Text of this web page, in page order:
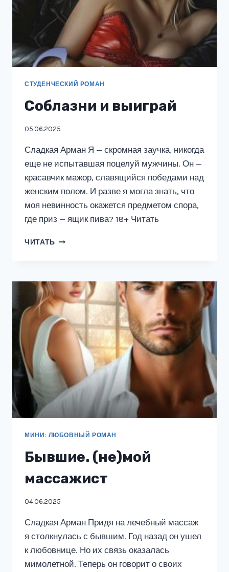
СТУДЕНЧЕСКИЙ РОМАН
Соблазни и выиграй
05.06.2025
Сладкая Арман Я — скромная заучка, никогда
еще не испытавшая поцелуй мужчины. Он —
красавчик мажор, славящийся победами над
женским полом. И разве я могла знать, что
моя невинность окажется предметом спора,
где приз — ящик пива? 18+ Читать
ЧИТАТЬ СОБЛАЗНИ
МИНИ: ЛЮБОВНЫЙ РОМАН
Бывшие. (не)мой
массажист
04.06.2025
Сладкая Арман Придя на лечебный массаж
я столкнулась с бывшим. Год назад он ушел
к любовнице. Но их связь оказалась
мимолетной. Теперь он говорит о своих